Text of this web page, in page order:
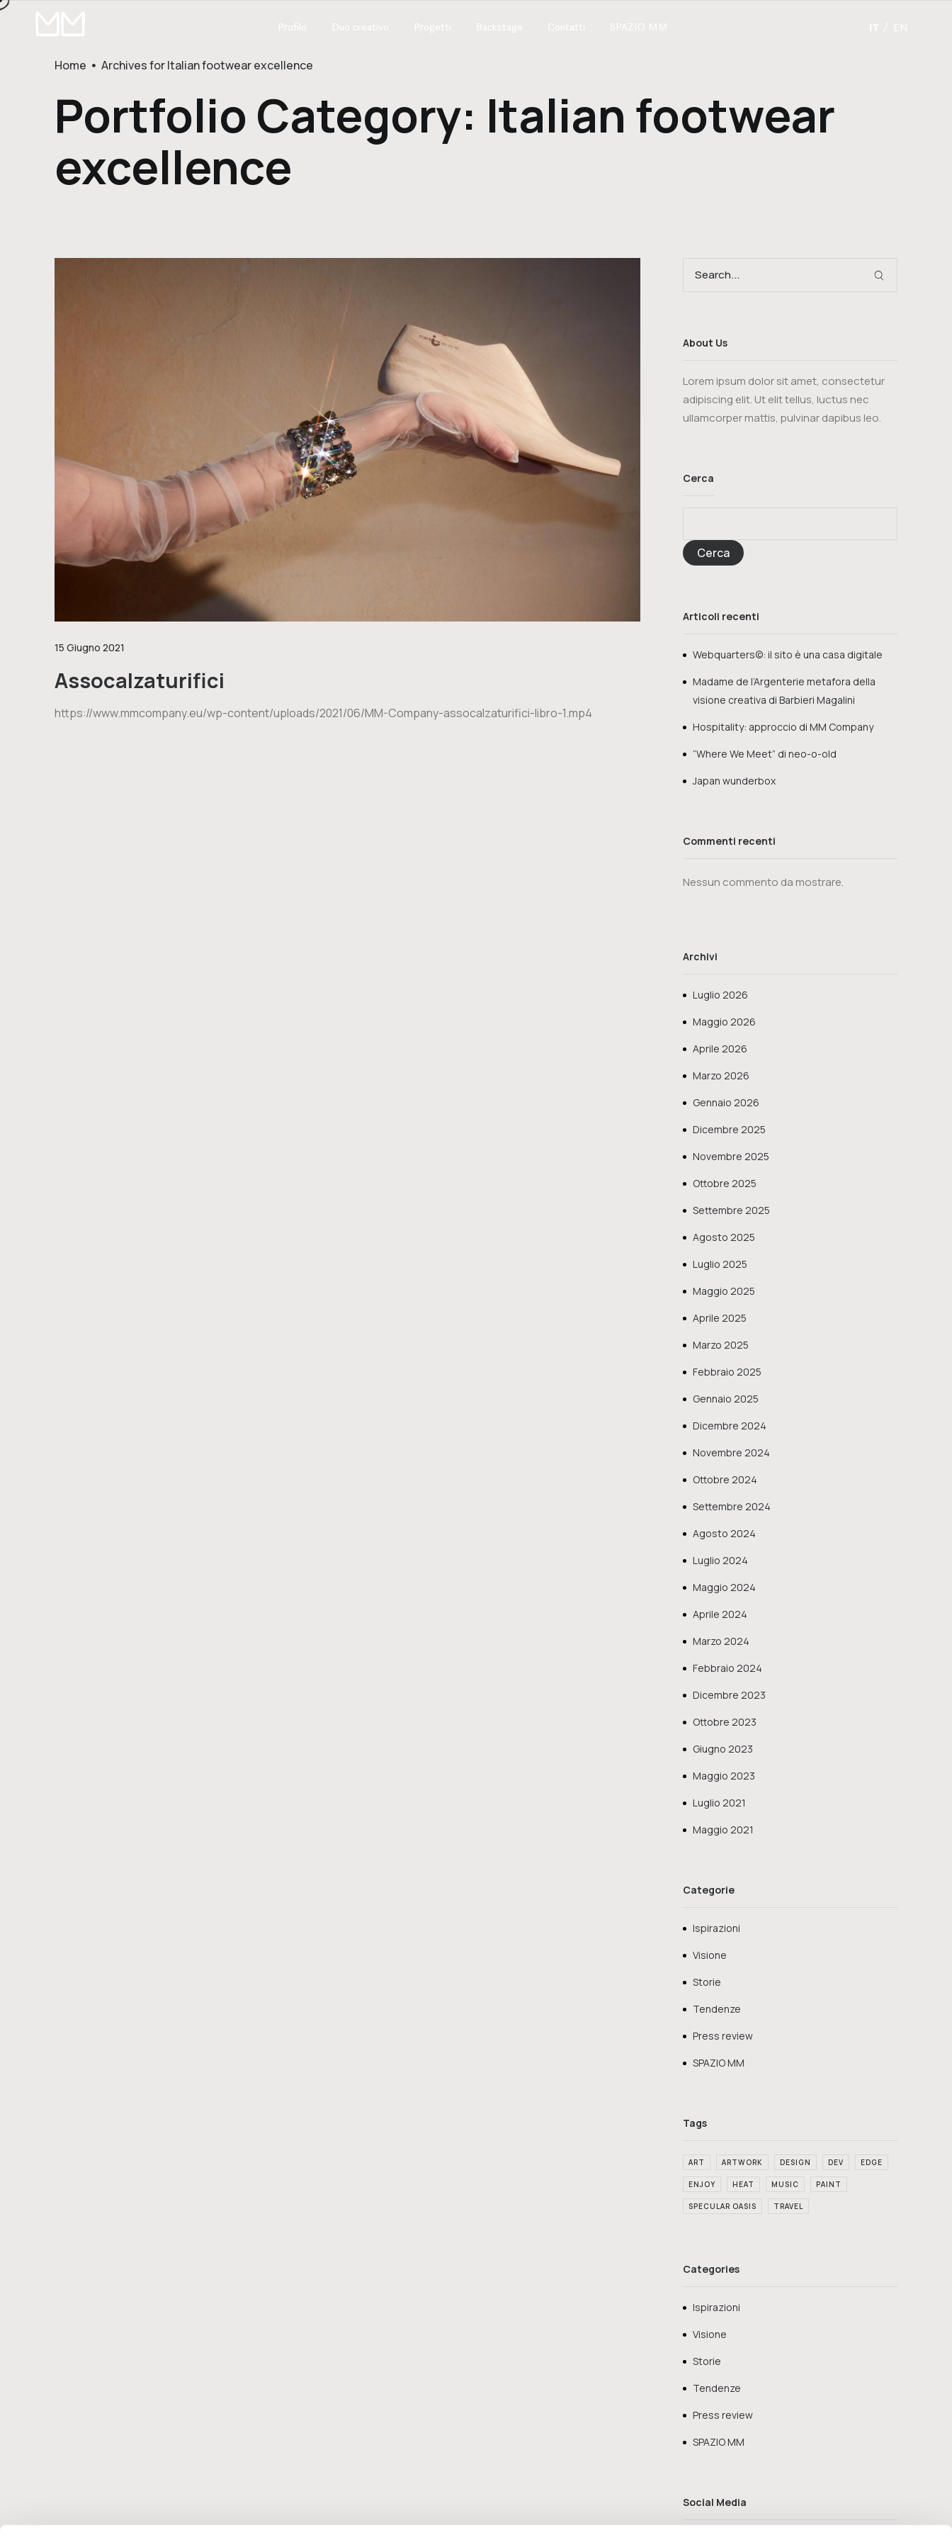
Home Archives for Italian footwear excellence
Portfolio Category: Italian footwear
excellence
15 Giugno 2021
Assocalzaturifici
https://www.mmcompany.eu/wp-content/uploads/2021/06/MM-Company-assocalzaturifici-libro-1.mp4
About Us
Lorem ipsum dolor sit amet, consectetur
adipiscing elit. Ut elit tellus, luctus nec
ullamcorper mattis, pulvinar dapibus leo.
Cerca
Cerca
Articoli recenti
Webquarters©: il sito è una casa digitale
Madame de l’Argenterie metafora della
visione creativa di Barbieri Magalini
Hospitality: approccio di MM Company
“Where We Meet” di neo-o-old
Japan wunderbox
Commenti recenti
Nessun commento da mostrare.
Archivi
Luglio 2026
Maggio 2026
Aprile 2026
Marzo 2026
Gennaio 2026
Dicembre 2025
Novembre 2025
Ottobre 2025
Settembre 2025
Agosto 2025
Luglio 2025
Maggio 2025
Aprile 2025
Marzo 2025
Febbraio 2025
Gennaio 2025
Dicembre 2024
Novembre 2024
Ottobre 2024
Settembre 2024
Agosto 2024
Luglio 2024
Maggio 2024
Aprile 2024
Marzo 2024
Febbraio 2024
Dicembre 2023
Ottobre 2023
Giugno 2023
Maggio 2023
Luglio 2021
Maggio 2021
Categorie
Ispirazioni
Visione
Storie
Tendenze
Press review
SPAZIO MM
ART ARTWORK DESIGN DEV EDGE
ENJOY HEAT MUSIC PAINT
SPECULAR OASIS TRAVEL
Categories
Ispirazioni
Visione
Storie
Tendenze
Press review
SPAZIO MM
Social Media